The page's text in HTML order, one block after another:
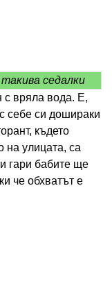
седалки
с вряла вода. Е,
себе си дошираки
където
на улицата, са
гари бабите ще
че обхватът е